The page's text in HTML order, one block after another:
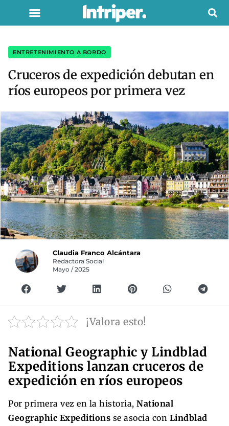
ENTRETENIMIENTO A BORDO
Cruceros de expedición debutan en
ríos europeos por primera vez
Claudia Franco Alcántara
Redactora Social
Mayo / 2025
¡Valora esto!
National Geographic y Lindblad
Expeditions lanzan cruceros de
expedición en ríos europeos
Por primera vez en la historia, National
Geographic Expeditions se asocia con Lindblad